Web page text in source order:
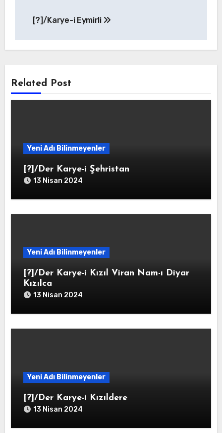
gezinmesi
[?]/Karye-i Eymirli
Related Post
Yeni Adı Bilinmeyenler
[?]/Der Karye-i Şehristan
13 Nisan 2024
Yeni Adı Bilinmeyenler
[?]/Der Karye-i Kızıl Viran Nam-ı Diyar
Kızılca
13 Nisan 2024
Yeni Adı Bilinmeyenler
[?]/Der Karye-i Kızıldere
13 Nisan 2024